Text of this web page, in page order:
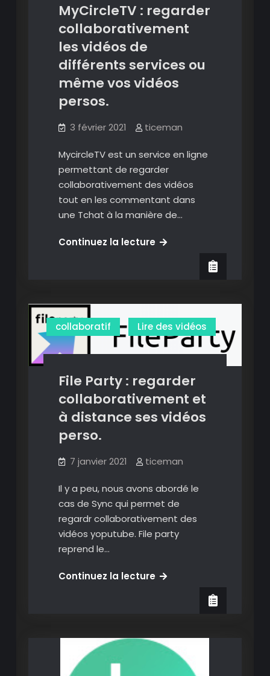
net.
MyCircleTV : regarder
collaborativement
les vidéos de
différents services ou
même vos vidéos
persos.
3 février 2021 ticeman
MycircleTV est un service en ligne
permettant de regarder
collaborativement des vidéos
tout en les commentant dans
une Tchat à la manière de…
Continuez la lectureMyCircleTV
les
vidéos
de
différents
ou
même
vos
vidéos
collaboratif Lire des vidéos
File Party : regarder
collaborativement et
à distance ses vidéos
perso.
7 janvier 2021 ticeman
Il y a peu, nous avons abordé le
cas de Sync qui permet de
regardr collaborativement des
vidéos yoputube. File party
reprend le…
Continuez la lectureFile
collaborativement